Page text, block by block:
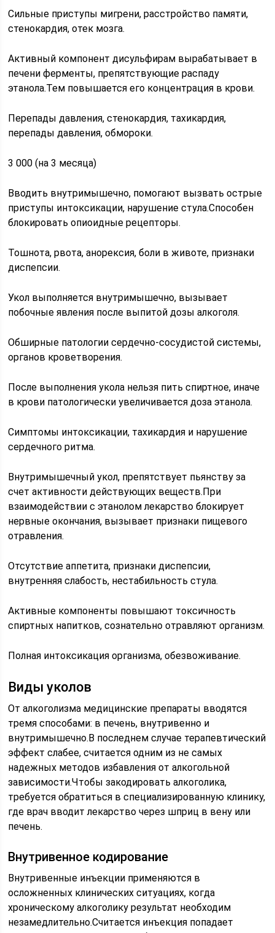
Сильные приступы мигрени, расстройство памяти,
стенокардия, отек мозга.
Активный компонент дисульфирам вырабатывает в
печени ферменты, препятствующие распаду
этанола.Тем повышается его концентрация в крови.
Перепады давления, стенокардия, тахикардия,
перепады давления, обмороки.
3 000 (на 3 месяца)
Вводить внутримышечно, помогают вызвать острые
приступы интоксикации, нарушение стула.Способен
блокировать опиоидные рецепторы.
Тошнота, рвота, анорексия, боли в животе, признаки
диспепсии.
Укол выполняется внутримышечно, вызывает
побочные явления после выпитой дозы алкоголя.
Обширные патологии сердечно-сосудистой системы,
органов кроветворения.
После выполнения укола нельзя пить спиртное, иначе
в крови патологически увеличивается доза этанола.
Симптомы интоксикации, тахикардия и нарушение
сердечного ритма.
Внутримышечный укол, препятствует пьянству за
счет активности действующих веществ.При
взаимодействии с этанолом лекарство блокирует
нервные окончания, вызывает признаки пищевого
отравления.
Отсутствие аппетита, признаки диспепсии,
внутренняя слабость, нестабильность стула.
Активные компоненты повышают токсичность
спиртных напитков, сознательно отравляют организм.
Полная интоксикация организма, обезвоживание.
Виды уколов
От алкоголизма медицинские препараты вводятся
тремя способами: в печень, внутривенно и
внутримышечно.В последнем случае терапевтический
эффект слабее, считается одним из не самых
надежных методов избавления от алкогольной
зависимости.Чтобы закодировать алкоголика,
требуется обратиться в специализированную клинику,
где врач вводит лекарство через шприц в вену или
печень.
Внутривенное кодирование
Внутривенные инъекции применяются в
осложненных клинических ситуациях, когда
хроническому алкоголику результат необходим
незамедлительно.Считается инъекция попадает